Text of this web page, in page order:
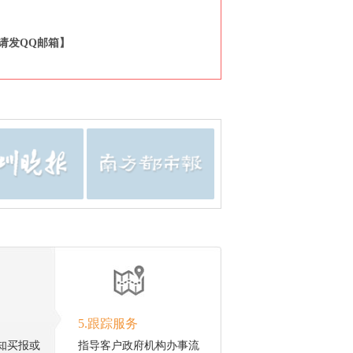
QQ邮箱】
买报或
5.跟踪服务
指导客户政府机构办事流